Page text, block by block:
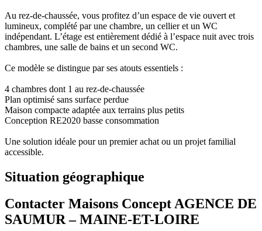
Au rez-de-chaussée, vous profitez d’un espace de vie ouvert et
lumineux, complété par une chambre, un cellier et un WC
indépendant. L’étage est entièrement dédié à l’espace nuit avec trois
chambres, une salle de bains et un second WC.
Ce modèle se distingue par ses atouts essentiels :
4 chambres dont 1 au rez-de-chaussée
Plan optimisé sans surface perdue
Maison compacte adaptée aux terrains plus petits
Conception RE2020 basse consommation
Une solution idéale pour un premier achat ou un projet familial
accessible.
Situation géographique
Contacter Maisons Concept AGENCE DE
SAUMUR – MAINE-ET-LOIRE